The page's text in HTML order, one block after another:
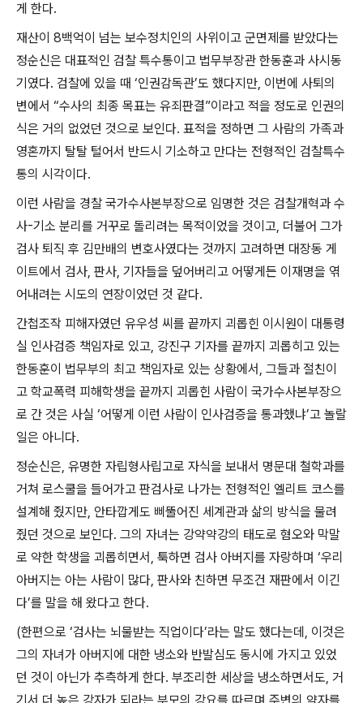
게 한다.
재산이 8백억이 넘는 보수정치인의 사위이고 군면제를 받았다는
정순신은 대표적인 검찰 특수통이고 법무부장관 한동훈과 사시동
기였다. 검찰에 있을 때 ‘인권감독관’도 했다지만, 이번에 사퇴의
변에서 “수사의 최종 목표는 유죄판결”이라고 적을 정도로 인권의
식은 거의 없었던 것으로 보인다. 표적을 정하면 그 사람의 가족과
영혼까지 탈탈 털어서 반드시 기소하고 만다는 전형적인 검찰특수
통의 시각이다.
이런 사람을 경찰 국가수사본부장으로 임명한 것은 검찰개혁과 수
사-기소 분리를 거꾸로 돌리려는 목적이었을 것이고, 더불어 그가
검사 퇴직 후 김만배의 변호사였다는 것까지 고려하면 대장동 게
이트에서 검사, 판사, 기자들을 덮어버리고 어떻게든 이재명을 엮
어내려는 시도의 연장이었던 것 같다.
간첩조작 피해자였던 유우성 씨를 끝까지 괴롭힌 이시원이 대통령
실 인사검증 책임자로 있고, 강진구 기자를 끝까지 괴롭히고 있는
한동훈이 법무부의 최고 책임자로 있는 상황에서, 그들과 절친이
고 학교폭력 피해학생을 끝까지 괴롭힌 사람이 국가수사본부장으
로 간 것은 사실 ‘어떻게 이런 사람이 인사검증을 통과했냐’고 놀랄
일은 아니다.
정순신은, 유명한 자립형사립고로 자식을 보내서 명문대 철학과를
거쳐 로스쿨을 들어가고 판검사로 나가는 전형적인 엘리트 코스를
설계해 줬지만, 안타깝게도 삐뚤어진 세계관과 삶의 방식을 물려
줬던 것으로 보인다. 그의 자녀는 강약약강의 태도로 혐오와 막말
로 약한 학생을 괴롭히면서, 툭하면 검사 아버지를 자랑하며 ‘우리
아버지는 아는 사람이 많다, 판사와 친하면 무조건 재판에서 이긴
다’를 말을 해 왔다고 한다.
(한편으로 ‘검사는 뇌물받는 직업이다’라는 말도 했다는데 , 이것은
그의 자녀가 아버지에 대한 냉소와 반발심도 동시에 가지고 있었
던 것이 아닌가 추측하게 한다. 부조리한 세상을 냉소하면서도, 거